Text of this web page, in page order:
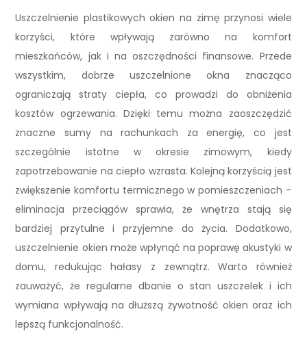
Uszczelnienie plastikowych okien na zimę przynosi wiele
korzyści, które wpływają zarówno na komfort
mieszkańców, jak i na oszczędności finansowe. Przede
wszystkim, dobrze uszczelnione okna znacząco
ograniczają straty ciepła, co prowadzi do obniżenia
kosztów ogrzewania. Dzięki temu można zaoszczędzić
znaczne sumy na rachunkach za energię, co jest
szczególnie istotne w okresie zimowym, kiedy
zapotrzebowanie na ciepło wzrasta. Kolejną korzyścią jest
zwiększenie komfortu termicznego w pomieszczeniach –
eliminacja przeciągów sprawia, że wnętrza stają się
bardziej przytulne i przyjemne do życia. Dodatkowo,
uszczelnienie okien może wpłynąć na poprawę akustyki w
domu, redukując hałasy z zewnątrz. Warto również
zauważyć, że regularne dbanie o stan uszczelek i ich
wymiana wpływają na dłuższą żywotność okien oraz ich
lepszą funkcjonalność.